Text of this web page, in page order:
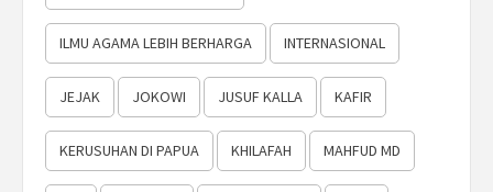
ILMU AGAMA LEBIH BERHARGA INTERNASIONAL
JEJAK JOKOWI JUSUF KALLA KAFIR
KERUSUHAN DI PAPUA KHILAFAH MAHFUD MD